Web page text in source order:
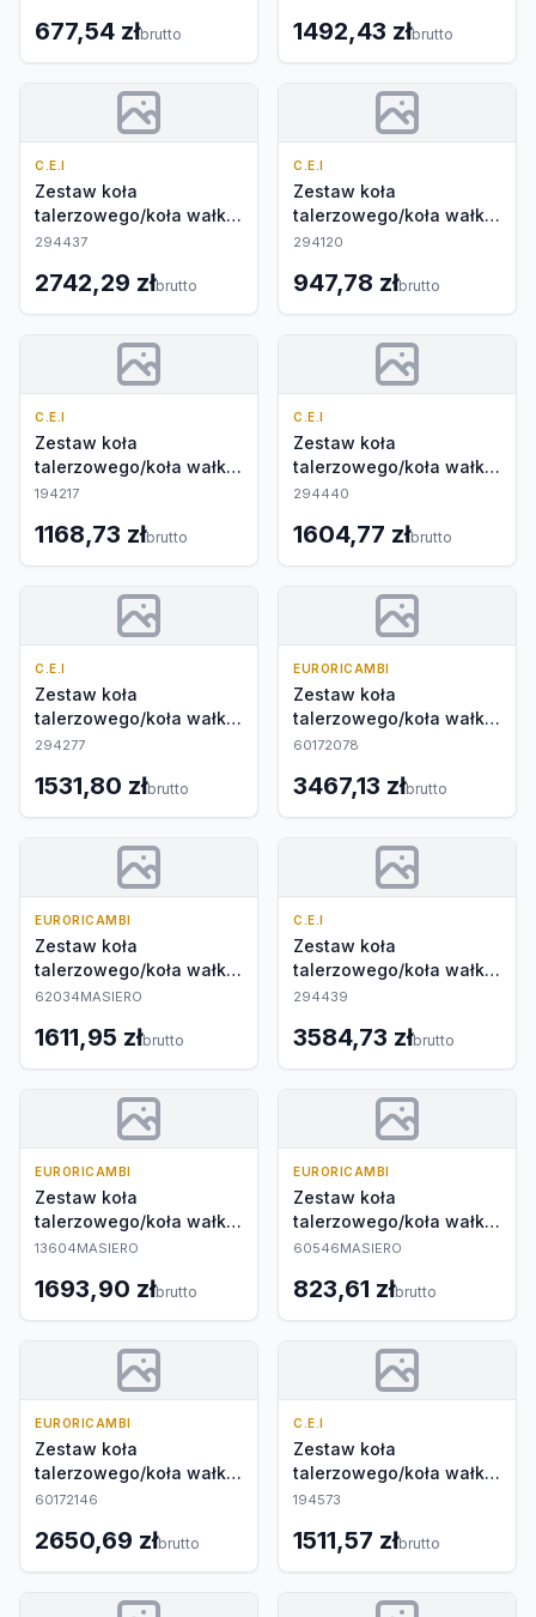
677,54 złbrutto 1492,43 złbrutto
C.E.I
Zestaw koła
talerzowego/koła wałka
atakującego
294437
2742,29 złbrutto
C.E.I
Zestaw koła
talerzowego/koła wałka
atakującego
294120
947,78 złbrutto
C.E.I
Zestaw koła
talerzowego/koła wałka
atakującego
194217
1168,73 złbrutto
C.E.I
Zestaw koła
talerzowego/koła wałka
atakującego
294440
1604,77 złbrutto
C.E.I
Zestaw koła
talerzowego/koła wałka
atakującego
294277
1531,80 złbrutto
EURORICAMBI
Zestaw koła
talerzowego/koła wałka
atakującego
60172078
3467,13 złbrutto
EURORICAMBI
Zestaw koła
talerzowego/koła wałka
atakującego
62034MASIERO
1611,95 złbrutto
C.E.I
Zestaw koła
talerzowego/koła wałka
atakującego
294439
3584,73 złbrutto
EURORICAMBI
Zestaw koła
talerzowego/koła wałka
atakującego
13604MASIERO
1693,90 złbrutto
EURORICAMBI
Zestaw koła
talerzowego/koła wałka
atakującego
60546MASIERO
823,61 złbrutto
EURORICAMBI
Zestaw koła
talerzowego/koła wałka
atakującego
60172146
2650,69 złbrutto
C.E.I
Zestaw koła
talerzowego/koła wałka
atakującego
194573
1511,57 złbrutto